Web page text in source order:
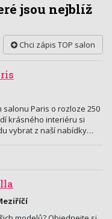
jsou nejblíž
Chci zápis TOP salon
Paris o rozloze 250
krásného interiéru si
vybrat z naší nabídky…